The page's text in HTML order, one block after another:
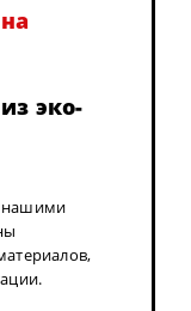
из эко-
нашими